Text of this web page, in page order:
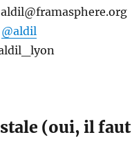
@aldil
(oui, il faut